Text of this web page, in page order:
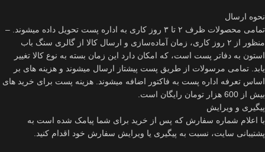
نحوه ارسال
تمامی محصولات ظرف ۲ تا ۳ روز کاری به اداره پست تحویل داده میشوند. –
منظور از ۲ روز کاری، زمان آماده‌سازی و ارسال کالا از گالری سنگ باب
استون به دفاتر پست است، که امکان دارد این زمان بسته به نوع کالا تغییر
یابد. تمامی مرسولات از طریق پست پیشتاز ارسال میشوند و هزینه های بر
اساس تعرفه اداره پست به فاکتور اضافه میشوند. هزینه پست برای خرید های
بیش از 600 هزار تومان رایگان است.
پیگیری و ویرایش
با اعلام شماره سفارش که پس از خرید برای شما پیامک شده است به
پشتیبانی سایت، نسبت به پیگیری یا ویرایش سفارش خود اقدام کنید.